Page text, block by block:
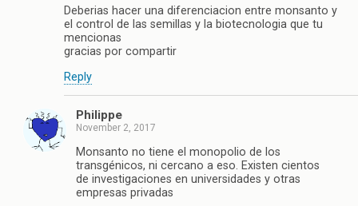
Deberias hacer una diferenciacion entre monsanto y
el control de las semillas y la biotecnologia que tu
mencionas
gracias por compartir
Reply
Philippe
November 2, 2017
Monsanto no tiene el monopolio de los
transgénicos, ni cercano a eso. Existen cientos
de investigaciones en universidades y otras
empresas privadas